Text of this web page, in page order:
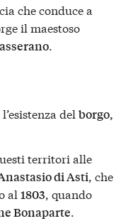
che conduce a
il maestoso
.
del borgo,
territori alle
di Asti , che
al 1803 , quando
Bonaparte